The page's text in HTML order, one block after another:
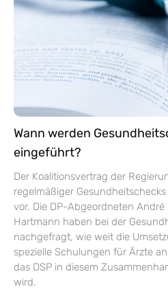
Wann werden
eingeführt?
Der Koalitionsvertrag der
regelmäßiger
vor. Die DP-Abgeordneten André
Hartmann haben bei der
nachgefragt, wie weit die
spezielle Schulungen für Ärzte
das DSP in diesem
wird.